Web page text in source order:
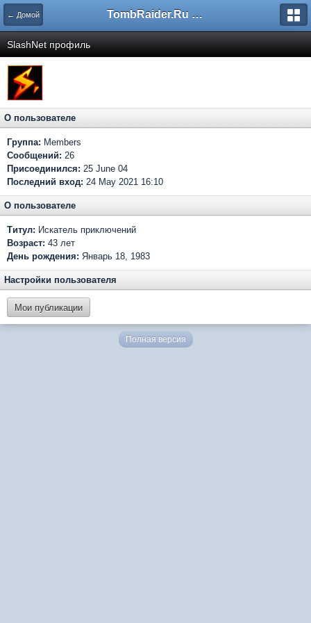
← Домой TombRaider.Ru - Форумы
SlashNet профиль
О пользователе
Группа: Members
Сообщений: 26
Присоединился: 25 June 04
Последний вход: 24 May 2021 16:10
О пользователе
Титул: Искатель приключений
Возраст: 43 лет
День рождения: Январь 18, 1983
Настройки пользователя
Мои публикации
Полная версия